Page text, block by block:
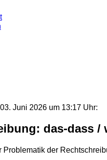
Juni 2026 um 13:17 Uhr:
das-dass /
Problematik der